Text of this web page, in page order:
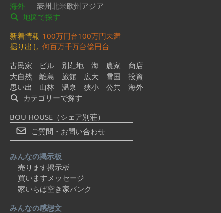
海外
豪州北米欧州アジア
地図で探す
新着情報 100万円台100万円未満
掘り出し 何百万千万台億円台
古民家
ビル 別荘地 海 農家
商店
大自然
離島 旅館 広大 雪国
投資
思い出
山林 温泉 狭小 公共
海外
カテゴリーで探す
BOU HOUSE（シェア別荘）
ご質問・お問い合わせ
みんなの掲示板
売ります掲示板
買いますメッセージ
家いちば空き家バンク
みんなの感想文